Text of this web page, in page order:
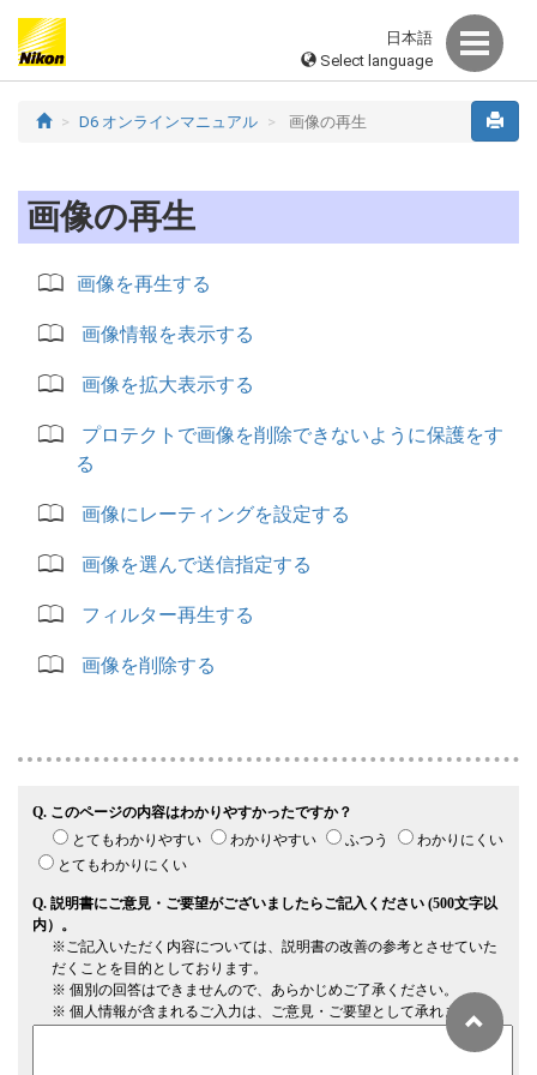
日本語
Select language
D6 オンラインマニュアル 画像の再生
画像の再生
画像を再生する
画像情報を表示する
画像を拡大表示する
プロテクトで画像を削除できないように保護をす
る
画像にレーティングを設定する
画像を選んで送信指定する
フィルター再生する
画像を削除する